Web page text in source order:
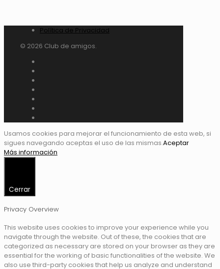
Política de Privacidad
© 2026 Club de amigos.
Usamos cookies para mejorar el funcionamiento de esta web, si
sigues navegando aceptas el uso de las mismas.Aceptar
Más información
Cerrar
Privacy Overview
This website uses cookies to improve your experience while you
navigate through the website. Out of these, the cookies that are
categorized as necessary are stored on your browser as they are
essential for the working of basic functionalities of the website. We
also use third-party cookies that help us analyze and understand